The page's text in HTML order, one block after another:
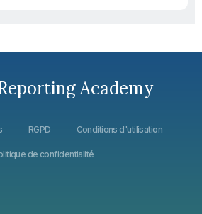
Academy
RGPD Conditions d'utilisation
de confidentialité